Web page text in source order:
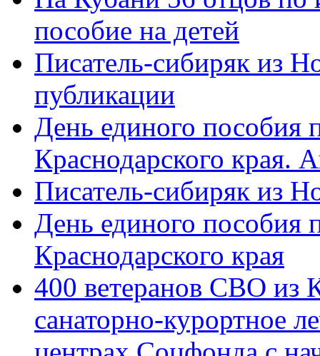
пособие на детей
Писатель-сибиряк из
публикации
День единого пособия
Краснодарского края.
Писатель-сибиряк из
День единого пособия
Краснодарского края
400 ветеранов СВО из
санаторно-курортное